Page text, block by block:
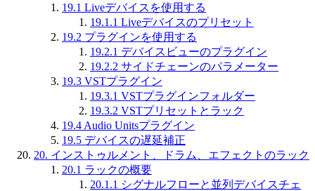
19.1 Liveデバイスを使用する
19.1.1 Liveデバイスのプリセット
19.2 プラグインを使用する
19.2.1 デバイスビューのプラグイン
19.2.2 サイドチェーンのパラメーター
19.3 VSTプラグイン
19.3.1 VSTプラグインフォルダー
19.3.2 VSTプリセットとラック
19.4 Audio Unitsプラグイン
19.5 デバイスの遅延補正
20. インストゥルメント、ドラム、エフェクトのラック
20.1 ラックの概要
20.1.1 シグナルフローと並列デバイスチェ